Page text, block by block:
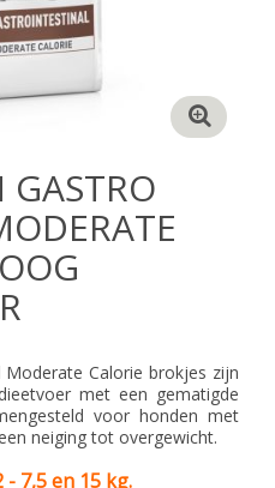
GASTRO
Calorie brokjes zijn
met een gematigde
voor honden met
neiging tot overgewicht.
- 7,5 en 15 kg.